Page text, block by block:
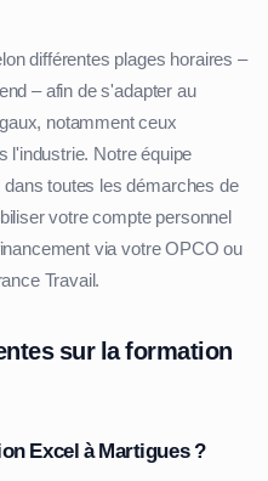
différentes plages horaires –
– afin de s'adapter au
notamment ceux
l'industrie. Notre équipe
toutes les démarches de
votre compte personnel
via votre OPCO ou
Travail.
sur la formation
Excel à Martigues ?